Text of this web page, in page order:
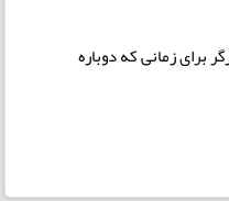
برای زمانی که دوباره